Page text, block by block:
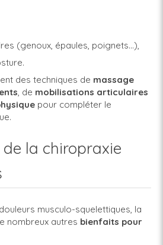
(genoux, épaules, poignets...),
des techniques de massage
, de mobilisations articulaires
pour compléter le
la chiropraxie
musculo-squelettiques, la
nombreux autres bienfaits pour